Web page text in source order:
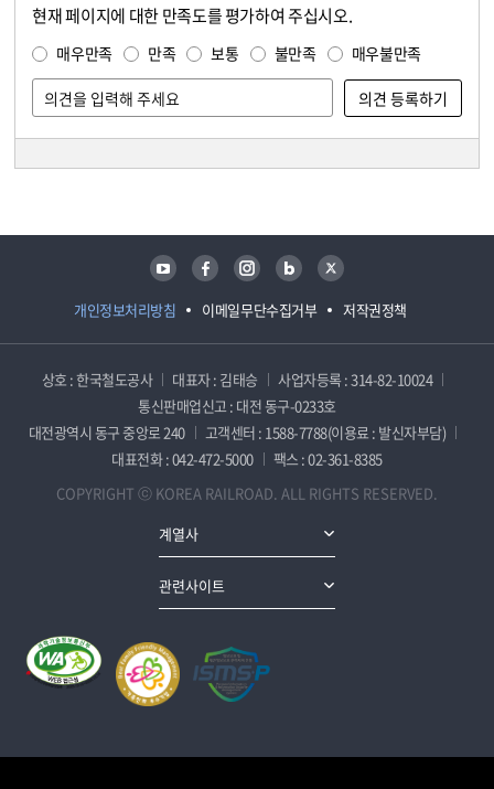
현재 페이지에 대한 만족도를 평가하여 주십시오.
매우만족 만족 보통 불만족 매우불만족
개인정보처리방침 이메일무단수집거부 저작권정책
유튜브 페이스북 인스타그램 블로그 트위터
상호 : 한국철도공사 대표자 : 김태승
사업자등록 : 314-82-10024
통신판매업신고 : 대전 동구-0233호
대전광역시 동구 중앙로 240
고객센터 : 1588-7788(이용료 : 발신자부담)
대표전화 : 042-472-5000
팩스 : 02-361-8385
COPYRIGHT ⓒ KOREA RAILROAD. ALL RIGHTS RESERVED.
계열사
관련사이트